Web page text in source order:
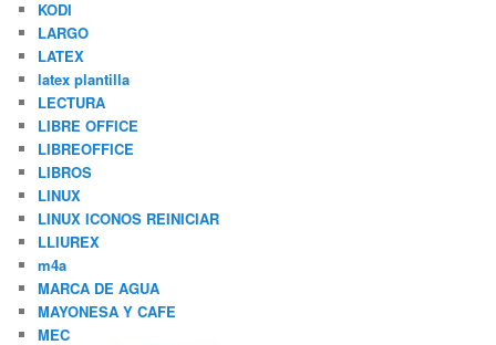
KODI
LARGO
LATEX
latex plantilla
LECTURA
LIBRE OFFICE
LIBREOFFICE
LIBROS
LINUX
LINUX ICONOS REINICIAR
LLIUREX
m4a
MARCA DE AGUA
MAYONESA Y CAFE
MEC